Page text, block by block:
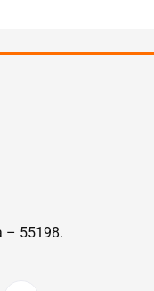
– 55198.